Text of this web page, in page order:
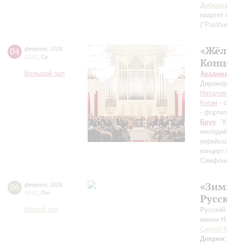
04 февраля 2026
20:00 Ср
Большой зал
Коган -
-
Брух:
06 февраля 2026
19:00 Пт
Малый зал
имени
Сергей
Декрюк